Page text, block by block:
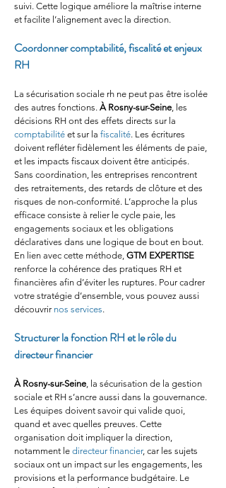
suivi. Cette logique améliore la maîtrise interne
et facilite l’alignement avec la direction.
Coordonner comptabilité, fiscalité et enjeux
RH
La sécurisation sociale rh ne peut pas être isolée
des autres fonctions. À Rosny-sur-Seine, les
décisions RH ont des effets directs sur la
comptabilité et sur la fiscalité. Les écritures
doivent refléter fidèlement les éléments de paie,
et les impacts fiscaux doivent être anticipés.
Sans coordination, les entreprises rencontrent
des retraitements, des retards de clôture et des
risques de non-conformité. L’approche la plus
efficace consiste à relier le cycle paie, les
engagements sociaux et les obligations
déclaratives dans une logique de bout en bout.
En lien avec cette méthode, GTM EXPERTISE
renforce la cohérence des pratiques RH et
financières afin d’éviter les ruptures. Pour cadrer
votre stratégie d’ensemble, vous pouvez aussi
découvrir nos services.
Structurer la fonction RH et le rôle du
directeur financier
À Rosny-sur-Seine, la sécurisation de la gestion
sociale et RH s’ancre aussi dans la gouvernance.
Les équipes doivent savoir qui valide quoi,
quand et avec quelles preuves. Cette
organisation doit impliquer la direction,
notamment le directeur financier, car les sujets
sociaux ont un impact sur les engagements, les
provisions et la performance budgétaire. Le